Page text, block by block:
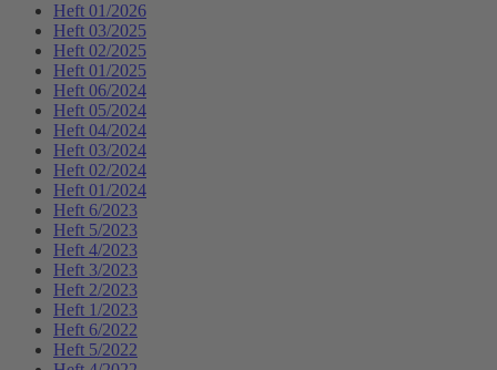
Heft 01/2026
Heft 03/2025
Heft 02/2025
Heft 01/2025
Heft 06/2024
Heft 05/2024
Heft 04/2024
Heft 03/2024
Heft 02/2024
Heft 01/2024
Heft 6/2023
Heft 5/2023
Heft 4/2023
Heft 3/2023
Heft 2/2023
Heft 1/2023
Heft 6/2022
Heft 5/2022